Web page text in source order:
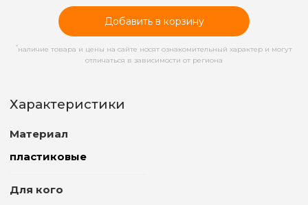
Добавить в корзину
* наличие товара и цены на сайте носят ознакомительный характер и могут
отличаться в зависимости от региона
Характеристики
Материал
пластиковые
Для кого